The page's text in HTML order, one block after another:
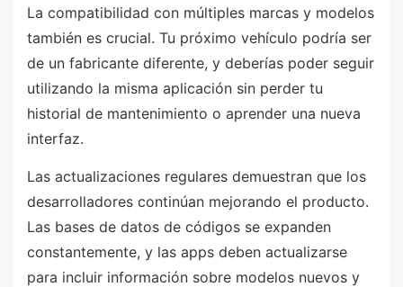
La compatibilidad con múltiples marcas y modelos
también es crucial. Tu próximo vehículo podría ser
de un fabricante diferente, y deberías poder seguir
utilizando la misma aplicación sin perder tu
historial de mantenimiento o aprender una nueva
interfaz.
Las actualizaciones regulares demuestran que los
desarrolladores continúan mejorando el producto.
Las bases de datos de códigos se expanden
constantemente, y las apps deben actualizarse
para incluir información sobre modelos nuevos y